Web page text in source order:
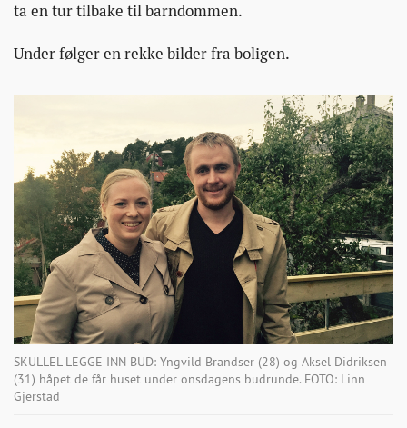
ta en tur tilbake til barndommen.
Under følger en rekke bilder fra boligen.
SKULLEL LEGGE INN BUD: Yngvild Brandser (28) og Aksel Didriksen
(31) håpet de får huset under onsdagens budrunde. FOTO: Linn
Gjerstad